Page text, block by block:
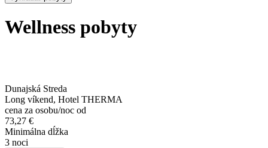
Wellness pobyty
Dunajská Streda
Long víkend, Hotel THERMA
cena za osobu/noc od
73,27 €
Minimálna dĺžka
3 noci